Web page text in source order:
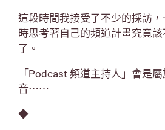
這段時間我接受了不少的採訪
時思考著自己的頻道計畫究竟
了。
「Podcast 頻道主持人」會是
音⋯⋯
◆